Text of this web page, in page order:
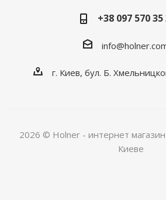
+38 097 570 35
г. Киев, бул. Б.
2026 © Holner - интернет
Киеве